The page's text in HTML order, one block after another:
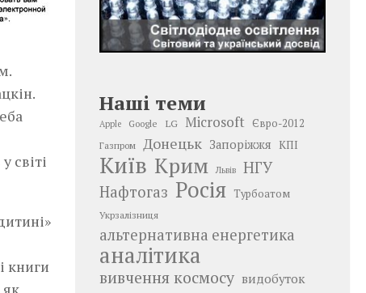
світі
книги
як
Наші теми
Apple Google LG Microsoft Євро-2012
Газпром Донецьк Запоріжжя КПІ
Київ Крим Львів
НГУ
Нафтогаз Росія Турбоатом
Укрзалізниця
альтернативна енергетика
аналітика
вивчення космосу видобуток